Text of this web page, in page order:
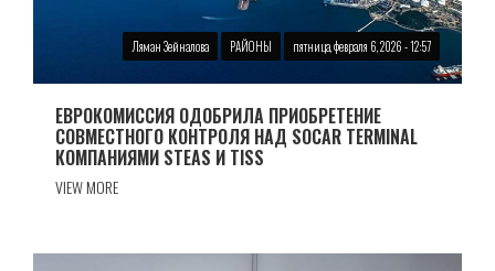
Ляман Зейналова РАЙОНЫ пятница, февраля 6, 2026 - 12:57
ЕВРОКОМИССИЯ ОДОБРИЛА ПРИОБРЕТЕНИЕ
СОВМЕСТНОГО КОНТРОЛЯ НАД SOCAR TERMINAL
КОМПАНИЯМИ STEAS И TISS
VIEW MORE